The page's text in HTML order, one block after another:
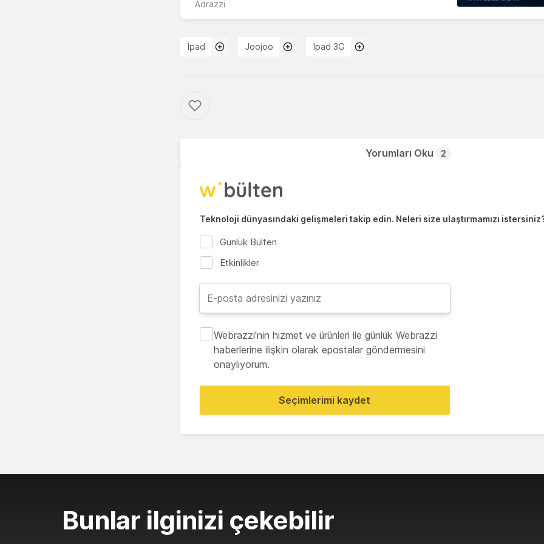
Adrazzi
Ipad Joojoo Ipad 3G
Yorumları Oku 2
Teknoloji dünyasındaki gelişmeleri takip edin. Neleri size ulaştırmamızı
Günlük Bülten
Etkinlikler
Webrazzi'nin hizmet ve ürünleri ile günlük Webrazzi
haberlerine ilişkin olarak epostalar göndermesini
onaylıyorum.
Seçimlerimi kaydet
Bunlar ilginizi çekebilir